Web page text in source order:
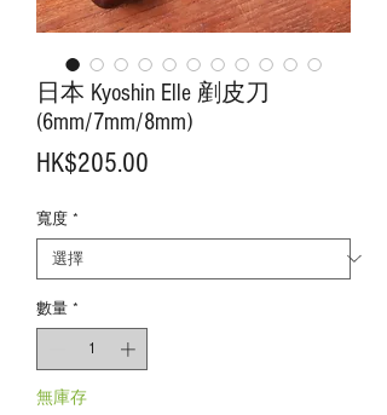
日本 Kyoshin Elle 剷皮刀
(6mm/7mm/8mm)
HK$205.00
寬度 *
數量 *
無庫存